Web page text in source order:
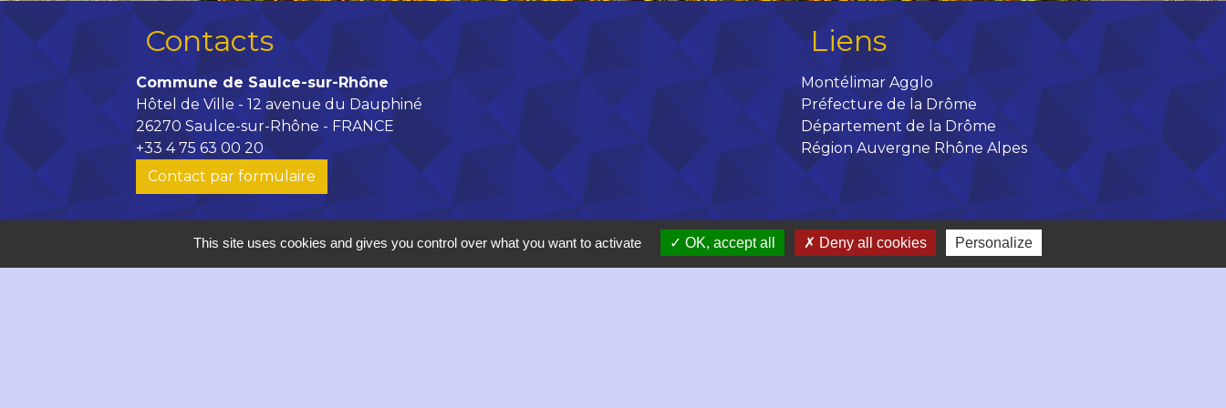
Contacts
Commune de Saulce-sur-Rhône
Hôtel de Ville - 12 avenue du Dauphiné
26270 Saulce-sur-Rhône - FRANCE
+33 4 75 63 00 20
Contact par formulaire
accueil@saulce.com
Horaires d'ouverture de la Mairie :
Liens
Montélimar Agglo
Préfecture de la Drôme
Département de la Drôme
Région Auvergne Rhône Alpes
This site uses cookies and gives you control over what you want to activate OK, accept all Deny all cookies Personalize